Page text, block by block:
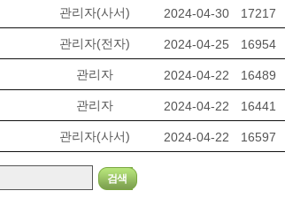
관리자(사서) 2024-04-30 17217
관리자(전자) 2024-04-25 16954
관리자 2024-04-22 16489
관리자 2024-04-22 16441
관리자(사서) 2024-04-22 16597